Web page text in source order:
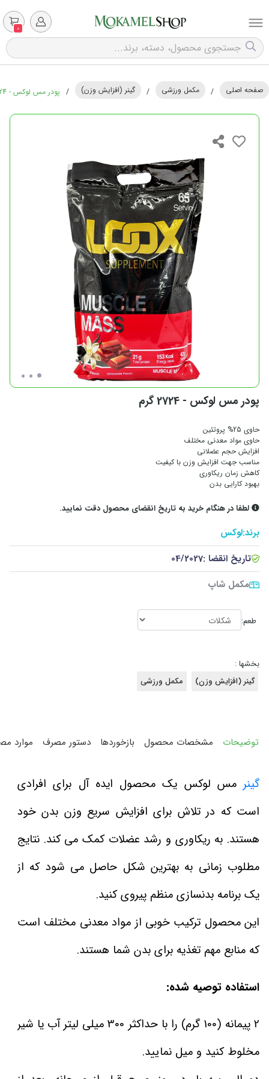
0
صفحه اصلی / مکمل ورزشی / گینر (افزایش وزن) / پودر مس لوکس - 2724 گرم
پودر مس لوکس - 2724 گرم
حاوی 25% پروتئین
حاوی مواد معدنی مختلف
افزایش حجم عضلانی
مناسب جهت افزایش وزن با کیفیت
کاهش زمان ریکاوری
بهبود کارایی بدن
لطفا در هنگام خرید به تاریخ انقضای محصول دقت نمایید.
برند:لوکس
تاریخ انقضا :04/2027
مکمل شاپ
طعم:
بخشها :
گینر (افزایش وزن)
مکمل ورزشی
توضیحات مشخصات محصول بازخوردها دستور مصرف موارد
گینر مس لوکس یک محصول ایده آل برای افرادی
است که در تلاش برای افزایش سریع وزن بدن خود
هستند. به ریکاوری و رشد عضلات کمک می کند. نتایج
مطلوب زمانی به بهترین شکل حاصل می شود که از
یک برنامه بدنسازی منظم پیروی کنید.
این محصول ترکیب خوبی از مواد معدنی مختلف است
که منابع مهم تغذیه برای بدن شما هستند.
استفاده توصیه شده:
2 پیمانه (100 گرم) را با حداکثر 300 میلی لیتر آب یا شیر
مخلوط کنید و میل نمایید.